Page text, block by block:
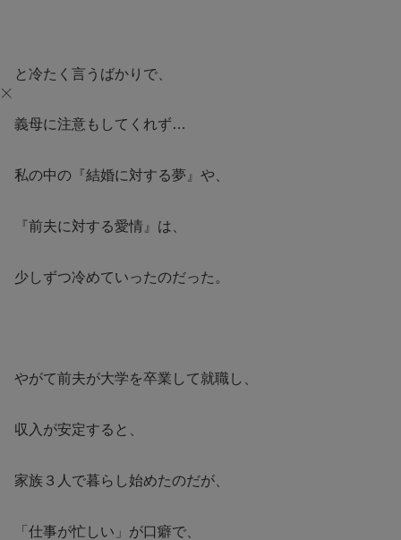
と冷たく言うばかりで、
義母に注意もしてくれず…
私の中の『結婚に対する夢』や、
『前夫に対する愛情』は、
少しずつ冷めていったのだった。
やがて前夫が大学を卒業して就職し、
収入が安定すると、
家族３人で暮らし始めたのだが、
「仕事が忙しい」が口癖で、